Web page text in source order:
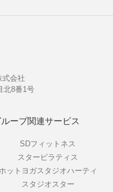
式会社
北8番1号
ループ関連サービス
SDフィットネス
スターピラティス
ホットヨガスタジオハーティ
スタジオスター